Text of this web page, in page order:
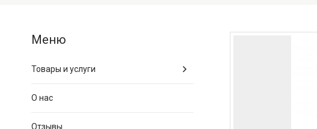
Товары и услуги
О нас
Отзывы